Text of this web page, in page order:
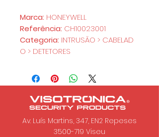
Marca: HONEYWELL
Referência: CH10023001
Categoria: INTRUSÃO > CABELAD
O > DETETORES
Av. Luís Martins, 347, EN2 Repeses
3500-719 Viseu